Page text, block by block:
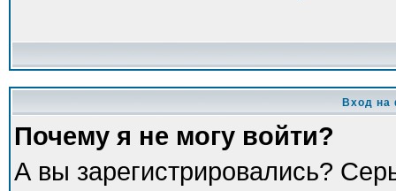
Вход на
Почему я не могу войти?
А вы зарегистрировались?